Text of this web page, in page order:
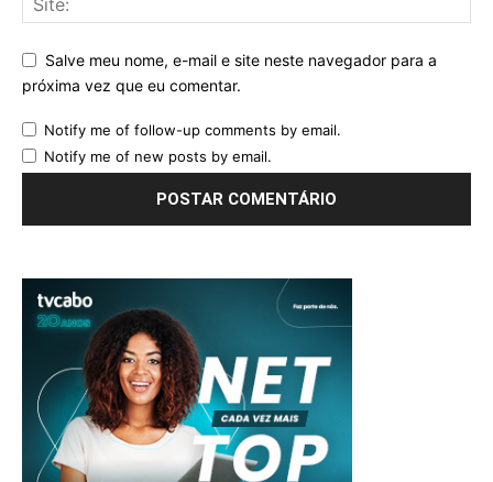
Salve meu nome, e-mail e site neste navegador para a
próxima vez que eu comentar.
Notify me of follow-up comments by email.
Notify me of new posts by email.